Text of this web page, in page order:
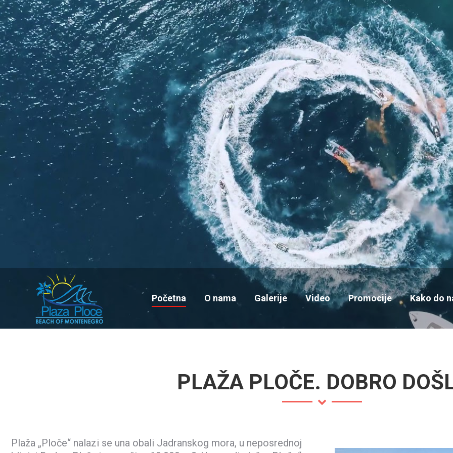
Početna O nama Galerije Video Promocije Kako do
PLAŽA PLOČE. DOBRO
Plaža „Ploče“ nalazi se una obali Jadranskog mora, u neposrednoj